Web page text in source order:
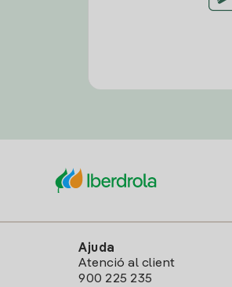
Ajuda
Atenció al client
900 225 235